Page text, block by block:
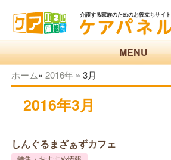
介護する家族のためのお役立ちサイト
MENU
ホーム» 2016年» 3月
2016年3月
しんぐるまざぁずカフェ